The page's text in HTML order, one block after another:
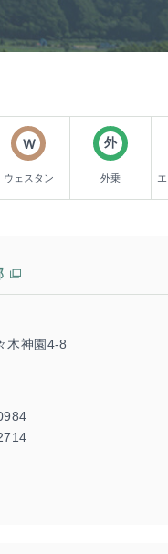
ウェスタン 外乗
木神園4-8